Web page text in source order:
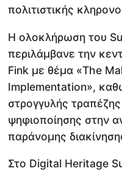
πολιτιστικής
Η ολοκλήρωση του
περιλάμβανε την
Fink με θέμα «The
Implementation»,
στρογγυλής
ψηφιοποίησης στην
παράνομης
Στο Digital Heritage